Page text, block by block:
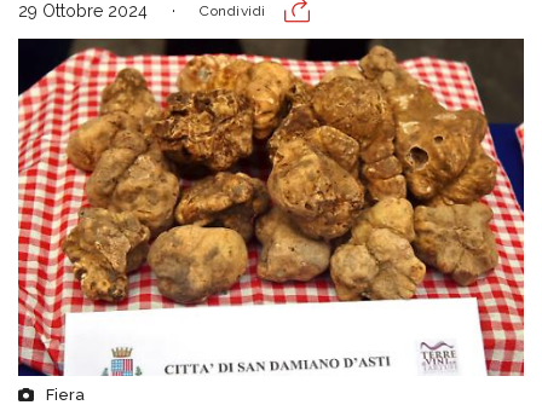
29 Ottobre 2024 Condividi
Fiera